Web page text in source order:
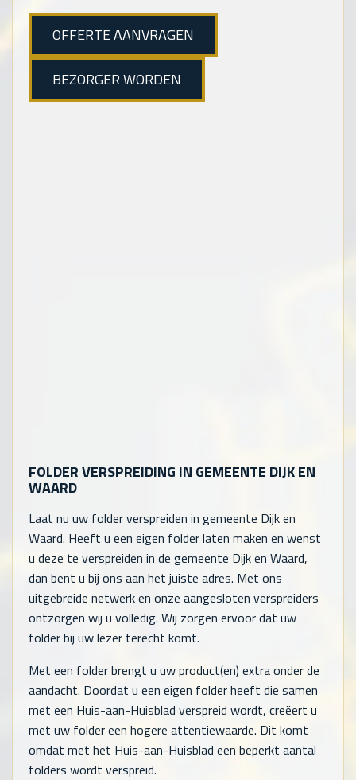
OFFERTE AANVRAGEN
BEZORGER WORDEN
FOLDER VERSPREIDING IN GEMEENTE DIJK EN
WAARD
Laat nu uw folder verspreiden in gemeente Dijk en
Waard. Heeft u een eigen folder laten maken en wenst
u deze te verspreiden in de gemeente Dijk en Waard,
dan bent u bij ons aan het juiste adres. Met ons
uitgebreide netwerk en onze aangesloten verspreiders
ontzorgen wij u volledig. Wij zorgen ervoor dat uw
folder bij uw lezer terecht komt.
Met een folder brengt u uw product(en) extra onder de
aandacht. Doordat u een eigen folder heeft die samen
met een Huis-aan-Huisblad verspreid wordt, creëert u
met uw folder een hogere attentiewaarde. Dit komt
omdat met het Huis-aan-Huisblad een beperkt aantal
folders wordt verspreid.